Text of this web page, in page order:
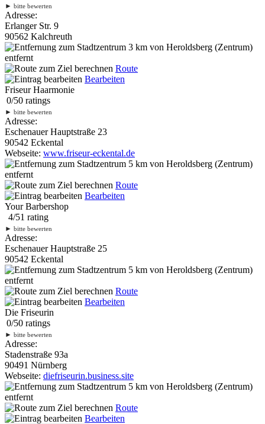
► bitte bewerten
Adresse:
Erlanger Str. 9
90562 Kalchreuth
3 km von Heroldsberg (Zentrum)
entfernt
Route
Bearbeiten
Friseur Haarmonie
0/50 ratings
► bitte bewerten
Adresse:
Eschenauer Hauptstraße 23
90542 Eckental
Webseite: www.friseur-eckental.de
5 km von Heroldsberg (Zentrum)
entfernt
Route
Bearbeiten
Your Barbershop
4/51 rating
► bitte bewerten
Adresse:
Eschenauer Hauptstraße 25
90542 Eckental
5 km von Heroldsberg (Zentrum)
entfernt
Route
Bearbeiten
Die Friseurin
0/50 ratings
► bitte bewerten
Adresse:
Stadenstraße 93a
90491 Nürnberg
Webseite: diefriseurin.business.site
5 km von Heroldsberg (Zentrum)
entfernt
Route
Bearbeiten